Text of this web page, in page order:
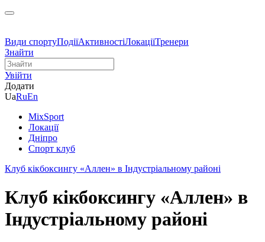
Види спортуПодіїАктивностіЛокаціїТренери
Знайти
Увійти
Додати
UaRuEn
MixSport
Локації
Дніпро
Спорт клуб
Клуб кікбоксингу «Аллен» в Індустріальному районі
Клуб кікбоксингу «Аллен» в
Індустріальному районі